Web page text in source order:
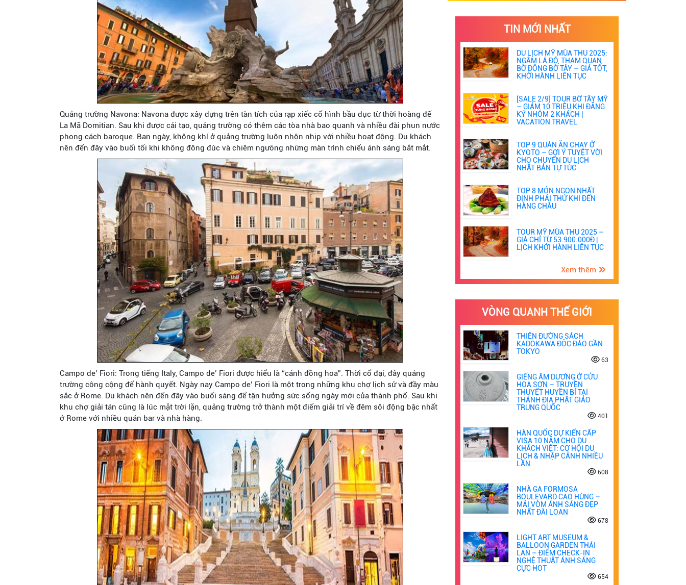
Quảng trường Navona: Navona được xây dựng trên tàn tích của rạp xiếc cổ hình bầu dục từ thời hoàng đế
La Mã Domitian. Sau khi được cải tạo, quảng trường có thêm các tòa nhà bao quanh và nhiều đài phun nước
phong cách baroque. Ban ngày, không khí ở quảng trường luôn nhộn nhịp với nhiều hoạt động. Du khách
nên đến đây vào buổi tối khi không đông đúc và chiêm ngưỡng những màn trình chiếu ánh sáng bắt mắt.
Campo de’ Fiori: Trong tiếng Italy, Campo de’ Fiori được hiểu là “cánh đồng hoa”. Thời cổ đại, đây quảng
trường công cộng để hành quyết. Ngày nay Campo de’ Fiori là một trong những khu chợ lịch sử và đầy màu
sắc ở Rome. Du khách nên đến đây vào buổi sáng để tận hưởng sức sống ngày mới của thành phố. Sau khi
khu chợ giải tán cũng là lúc mặt trời lặn, quảng trường trở thành một điểm giải trí về đêm sôi động bậc nhất
ở Rome với nhiều quán bar và nhà hàng.
TIN MỚI NHẤT
DU LỊCH MỸ MÙA THU 2025:
NGẮM LÁ ĐỎ, THAM QUAN
BỜ ĐÔNG BỜ TÂY – GIÁ TỐT,
KHỞI HÀNH LIÊN TỤC
[SALE 2/9] TOUR BỜ TÂY MỸ
– GIẢM 10 TRIỆU KHI ĐĂNG
KÝ NHÓM 2 KHÁCH |
VACATION TRAVEL
TOP 9 QUÁN ĂN CHAY Ở
KYOTO – GỢI Ý TUYỆT VỜI
CHO CHUYẾN DU LỊCH
NHẬT BẢN TỰ TÚC
TOP 8 MÓN NGON NHẤT
ĐỊNH PHẢI THỬ KHI ĐẾN
HÀNG CHÂU
TOUR MỸ MÙA THU 2025 –
GIÁ CHỈ TỪ 53.900.000Đ |
LỊCH KHỞI HÀNH LIÊN TỤC
Xem thêm
VÒNG QUANH THẾ GIỚI
THIÊN ĐƯỜNG SÁCH
KADOKAWA ĐỘC ĐÁO GẦN
TOKYO
63
GIẾNG ÂM DƯƠNG Ở CỬU
HOA SƠN – TRUYỀN
THUYẾT HUYỀN BÍ TẠI
THÁNH ĐỊA PHẬT GIÁO
TRUNG QUỐC
401
HÀN QUỐC DỰ KIẾN CẤP
VISA 10 NĂM CHO DU
KHÁCH VIỆT: CƠ HỘI DU
LỊCH & NHẬP CẢNH NHIỀU
LẦN
608
NHÀ GA FORMOSA
BOULEVARD CAO HÙNG –
MÁI VÒM ÁNH SÁNG ĐẸP
NHẤT ĐÀI LOAN
678
LIGHT ART MUSEUM &
BALLOON GARDEN THÁI
LAN – ĐIỂM CHECK-IN
NGHỆ THUẬT ÁNH SÁNG
CỰC HOT
654